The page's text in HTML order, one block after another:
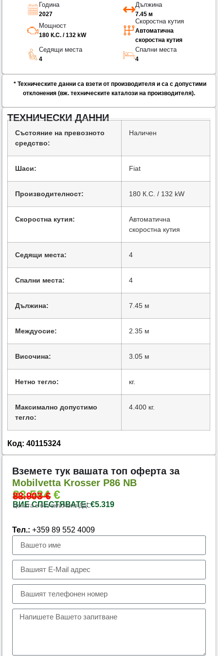
Година
2027
Дължина
7.45 м
Мощност
180 К.С. / 132 kW
Скоростна кутия
Автоматична
скоростна кутия
Седящи места
4
Спални места
4
* Техническите данни са взети от производителя и са с допустими
отклонения (вж. техническите каталози на производителя).
ТЕХНИЧЕСКИ ДАННИ
Състояние на превозното
средство:
Наличен
Шаси: Fiat
Производителност: 180 К.С. / 132 kW
Скоростна кутия:
Автоматична
скоростна кутия
Седящи места: 4
Спални места: 4
Дължина: 7.45 м
Междуосие: 2.35 м
Височина: 3.05 м
Нетно тегло: кг.
Максимално допустимо
тегло:
4.400 кг.
Код: 40115324
Вземете тук вашата топ оферта за
Mobilvetta Krosser P86 NB
83.584€
88.903€
ВИЕ СПЕСТЯВАТЕ: €5.319
Цената е без включено ДДС
Тел.:+359 89 552 4009